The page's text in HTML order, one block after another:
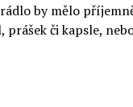
by mělo
či kapsle,